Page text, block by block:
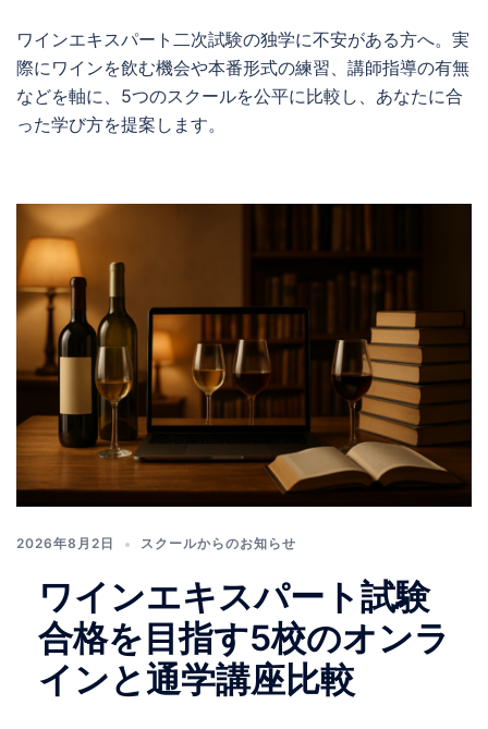
ワインエキスパート二次試験の独学に不安がある方へ。実
際にワインを飲む機会や本番形式の練習、講師指導の有無
などを軸に、5つのスクールを公平に比較し、あなたに合
った学び方を提案します。
2026年8月2日 スクールからのお知らせ
ワインエキスパート試験
合格を目指す5校のオンラ
インと通学講座比較